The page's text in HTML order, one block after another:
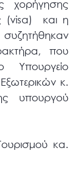
χορήγησης
(visa) και η
συζητήθηκαν
που
Υπουργείο
κ.
υπουργού
κα.